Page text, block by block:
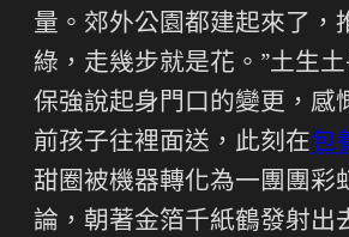
量。郊外公園都建起來了，
綠，走幾步就是花。”土生
保強說起身門口的變更，感
前孩子往裡面送，此刻在包
甜圈被機器轉化為一團團彩
論，朝著金箔千紙鶴發射出